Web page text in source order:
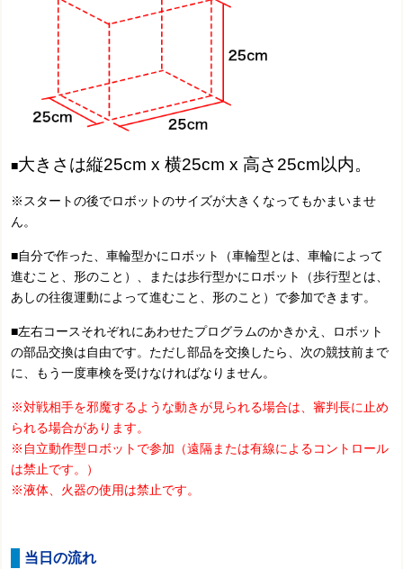
■大きさは縦25cm x 横25cm x 高さ25cm以内。
※スタートの後でロボットのサイズが大きくなってもかまいませ
ん。
■自分で作った、車輪型かにロボット（車輪型とは、車輪によって
進むこと、形のこと）、または歩行型かにロボット（歩行型とは、
あしの往復運動によって進むこと、形のこと）で参加できます。
■左右コースそれぞれにあわせたプログラムのかきかえ、ロボット
の部品交換は自由です。ただし部品を交換したら、次の競技前まで
に、もう一度車検を受けなければなりません。
※対戦相手を邪魔するような動きが見られる場合は、審判長に止め
られる場合があります。
※自立動作型ロボットで参加（遠隔または有線によるコントロール
は禁止です。）
※液体、火器の使用は禁止です。
当日の流れ